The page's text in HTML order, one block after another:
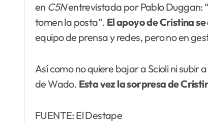
en C5Nentrevistada por Pablo Duggan:
tomen la posta”. El apoyo de Cristina
equipo de prensa y redes, pero no en
Así como no quiere bajar a Scioli ni
de Wado. Esta vez la sorpresa de
FUENTE: El Destape